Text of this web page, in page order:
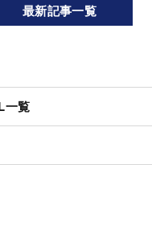
最新記事一覧
一覧